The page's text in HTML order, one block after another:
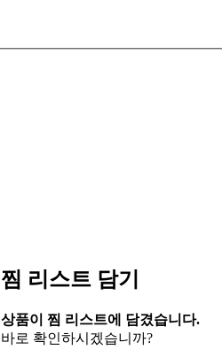
찜 리스트 담기
상품이 찜 리스트에 담겼습니다.
바로 확인하시겠습니까?